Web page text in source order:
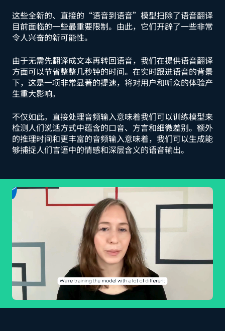
这些全新的、直接的“语音到语音”模型扫除了语音翻译
目前面临的一些最重要限制。由此，它们开辟了一些非常
令人兴奋的新可能性。
由于无需先翻译成文本再转回语音，我们在提供语音翻译
方面可以节省整整几秒钟的时间。在实时跟进语音的背景
下，这是一项非常显著的提速，将对用户和听众的体验产
生重大影响。
不仅如此。直接处理音频输入意味着我们可以训练模型来
检测人们说话方式中蕴含的口音、方言和细微差别。额外
的推理时间和更丰富的音频输入意味着，我们可以生成能
够捕捉人们言语中的情感和深层含义的语音输出。